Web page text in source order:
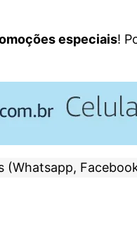
especiais!
(Whatsapp,